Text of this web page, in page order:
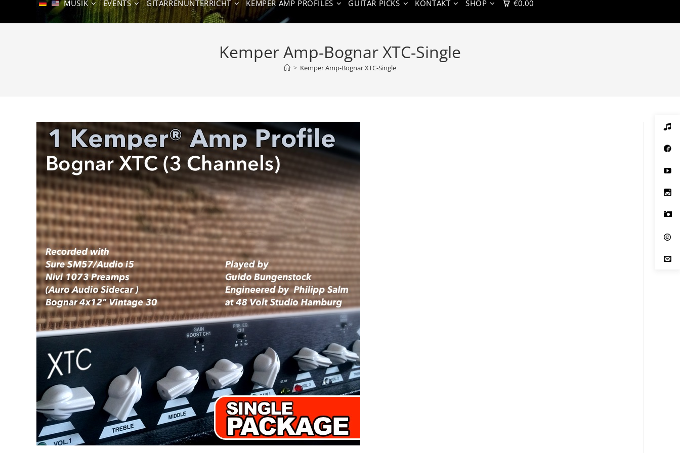
MUSIK EVENTS GITARRENUNTERRICHT KEMPER AMP PROFILES GUITAR PICKS KONTAKT SHOP €0.00
Kemper Amp-Bognar XTC-Single
> Kemper Amp-Bognar XTC-Single